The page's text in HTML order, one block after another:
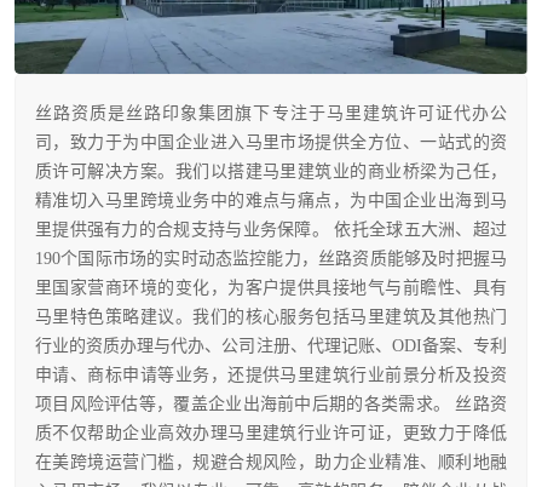
丝路资质是丝路印象集团旗下专注于马里建筑许可证代办公
司，致力于为中国企业进入马里市场提供全方位、一站式的资
质许可解决方案。我们以搭建马里建筑业的商业桥梁为己任，
精准切入马里跨境业务中的难点与痛点，为中国企业出海到马
里提供强有力的合规支持与业务保障。 依托全球五大洲、超过
190个国际市场的实时动态监控能力，丝路资质能够及时把握马
里国家营商环境的变化，为客户提供具接地气与前瞻性、具有
马里特色策略建议。我们的核心服务包括马里建筑及其他热门
行业的资质办理与代办、公司注册、代理记账、ODI备案、专利
申请、商标申请等业务，还提供马里建筑行业前景分析及投资
项目风险评估等，覆盖企业出海前中后期的各类需求。 丝路资
质不仅帮助企业高效办理马里建筑行业许可证，更致力于降低
在美跨境运营门槛，规避合规风险，助力企业精准、顺利地融